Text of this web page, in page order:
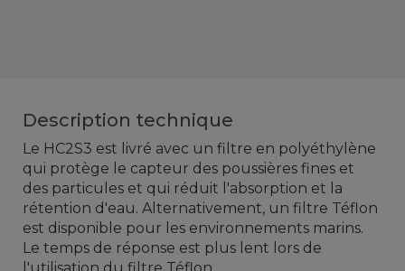
Description technique
Le HC2S3 est livré avec un filtre en polyéthylène
qui protège le capteur des poussières fines et
des particules et qui réduit l'absorption et la
rétention d'eau. Alternativement, un filtre Téflon
est disponible pour les environnements marins.
Le temps de réponse est plus lent lors de